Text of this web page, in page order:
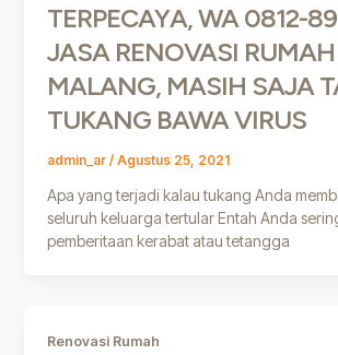
TERPECAYA, WA 0812-
JASA RENOVASI RUMAH
MALANG, MASIH SAJA
TUKANG BAWA VIRUS
admin_ar / Agustus 25, 2021
Apa yang terjadi kalau tukang Anda
seluruh keluarga tertular Entah Anda
pemberitaan kerabat atau tetangga
Renovasi Rumah